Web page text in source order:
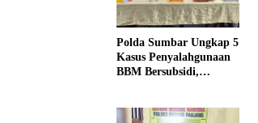
Polda Sumbar Ungkap 5
Kasus Penyalahgunaan
BBM Bersubsidi,
Bio Solar